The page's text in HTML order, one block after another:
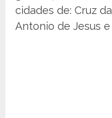
cidades de: Cruz
Antonio de Jesus e